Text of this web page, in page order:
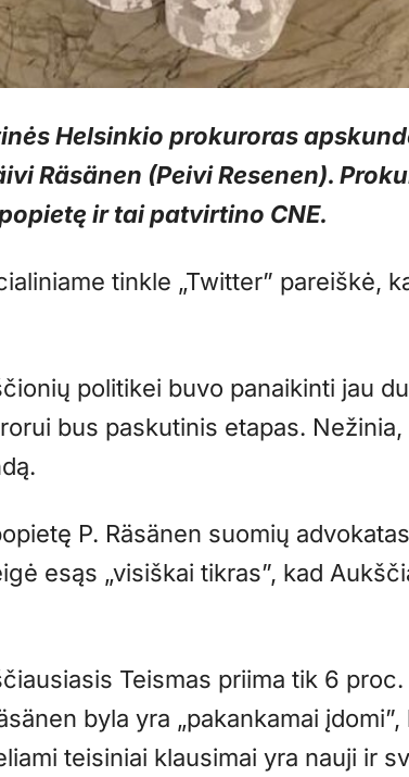
Helsinkio prokuroras
Räsänen (Peivi Resenen).
ir tai patvirtino CNE.
tinkle „Twitter” pareiškė,
politikei buvo panaikinti jau
bus paskutinis etapas.
P. Räsänen suomių
esąs „visiškai tikras”, kad
Teismas priima tik 6
byla yra „pakankamai
teisiniai klausimai yra nauji ir